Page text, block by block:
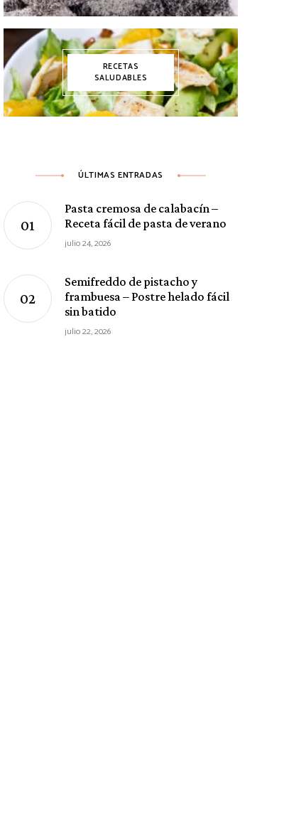
RECETAS
SALUDABLES
ÚLTIMAS ENTRADAS
Pasta cremosa de calabacín –
Receta fácil de pasta de verano
julio 24, 2026
Semifreddo de pistacho y
frambuesa – Postre helado fácil
sin batido
julio 22, 2026